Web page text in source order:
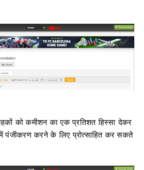
को कमीशन का एक प्रतिशत हिस्सा देकर
पंजीकरण करने के लिए प्रोत्साहित कर सकते